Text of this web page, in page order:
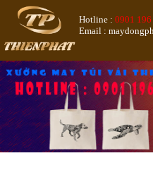
Hotline : 0901 196
Email :